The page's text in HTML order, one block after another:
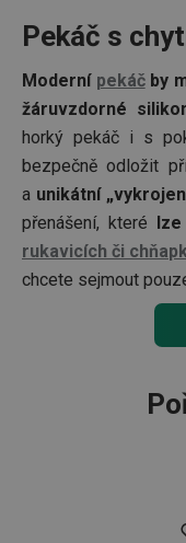
Pekáč s
Moderní pekáčby
žáruvzdorné
horký pekáč i s
bezpečně odložit
a unikátní
přenášení, které
rukavicích či
chcete sejmout